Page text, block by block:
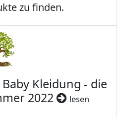
zu finden.
Kleidung - die
2022
lesen